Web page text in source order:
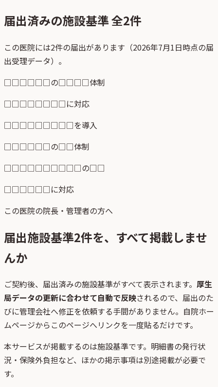
届出済みの施設基準 全2件
この医院には2件の届出があります（2026年7月1日時点の届
出受理データ）。
□□□□□□の□□□□体制
□□□□□□□□に対応
□□□□□□□□□を導入
□□□□□□の□□体制
□□□□□□□□□□の□□
□□□□□□に対応
この医院の院長・管理者の方へ
届出施設基準2件を、すべて掲載しませ
んか
ご契約後、 届出済みの施設基準がすべて表示されます。 厚生
局データの更新に合わせて自動で反映されるので、届出のた
びに管理会社へ修正を依頼する手間がありません。自院ホー
ムページからこのページへリンクを一度貼るだけです。
本サービスが掲載するのは施設基準です。明細書の発行状
況・保険外負担など、ほかの掲示事項は別途掲載が必要で
す。